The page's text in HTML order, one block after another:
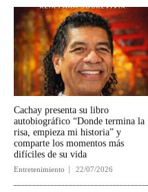
Cachay presenta su libro
autobiográfico “Donde termina la
risa, empieza mi historia” y
comparte los momentos más
difíciles de su vida
Entretenimiento 22/07/2026